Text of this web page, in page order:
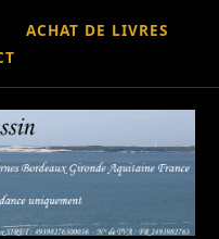
ACHAT DE LIVRES